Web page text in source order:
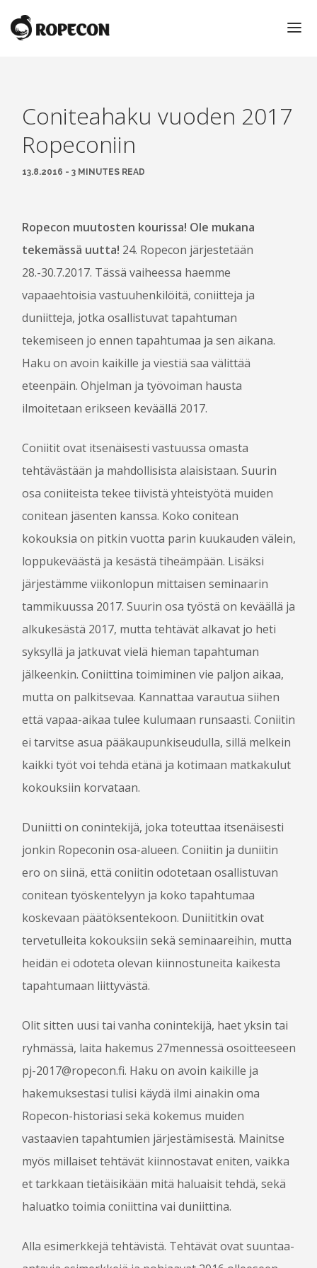
ROPECON 2016
ROPECON
ROPECON 2016
PALKINNOT
PIENI ROOLIPELISANASTO
OHJELMA
OHJELMAOPAS 2016
OHJELMA
PELIT
KOKEMUSPISTE
PROPPINÄYTTELY
SKENAARIOKILPAILU
KILPAILUJEN TULOKSET
KÄVIJÄLLE
LASTEN ROPECON
ESTEETTÖMYYS
TURVALLISUUS JA VIIHTYVYYS
HÄIRINNÄNVASTAINEN LINJAUS
USEIN KYSYTTYÄ
OHJELMAN­JÄRJESTÄJÄKSI
PELINJOHTAJAKSI
BLOGI
MEDIALLE
OTA YHTEYTTÄ
Coniteahaku vuoden 2017
Ropeconiin
13.8.2016 - 3 MINUTES READ
Ropecon muutosten kourissa! Ole mukana
tekemässä uutta! 24. Ropecon järjestetään
28.-30.7.2017. Tässä vaiheessa haemme
vapaaehtoisia vastuuhenkilöitä, coniitteja ja
duniitteja, jotka osallistuvat tapahtuman
tekemiseen jo ennen tapahtumaa ja sen aikana.
Haku on avoin kaikille ja viestiä saa välittää
eteenpäin. Ohjelman ja työvoiman hausta
ilmoitetaan erikseen keväällä 2017.
Coniitit ovat itsenäisesti vastuussa omasta
tehtävästään ja mahdollisista alaisistaan. Suurin
osa coniiteista tekee tiivistä yhteistyötä muiden
conitean jäsenten kanssa. Koko conitean
kokouksia on pitkin vuotta parin kuukauden välein,
loppukeväästä ja kesästä tiheämpään. Lisäksi
järjestämme viikonlopun mittaisen seminaarin
tammikuussa 2017. Suurin osa työstä on keväällä ja
alkukesästä 2017, mutta tehtävät alkavat jo heti
syksyllä ja jatkuvat vielä hieman tapahtuman
jälkeenkin. Coniittina toimiminen vie paljon aikaa,
mutta on palkitsevaa. Kannattaa varautua siihen
että vapaa-aikaa tulee kulumaan runsaasti. Coniitin
ei tarvitse asua pääkaupunkiseudulla, sillä melkein
kaikki työt voi tehdä etänä ja kotimaan matkakulut
kokouksiin korvataan.
Duniitti on conintekijä, joka toteuttaa itsenäisesti
jonkin Ropeconin osa-alueen. Coniitin ja duniitin
ero on siinä, että coniitin odotetaan osallistuvan
conitean työskentelyyn ja koko tapahtumaa
koskevaan päätöksentekoon. Duniititkin ovat
tervetulleita kokouksiin sekä seminaareihin, mutta
heidän ei odoteta olevan kiinnostuneita kaikesta
tapahtumaan liittyvästä.
Olit sitten uusi tai vanha conintekijä, haet yksin tai
ryhmässä, laita hakemus 27mennessä osoitteeseen
pj-2017@ropecon.fi. Haku on avoin kaikille ja
hakemuksestasi tulisi käydä ilmi ainakin oma
Ropecon-historiasi sekä kokemus muiden
vastaavien tapahtumien järjestämisestä. Mainitse
myös millaiset tehtävät kiinnostavat eniten, vaikka
et tarkkaan tietäisikään mitä haluaisit tehdä, sekä
haluatko toimia coniittina vai duniittina.
Alla esimerkkejä tehtävistä. Tehtävät ovat suuntaa-